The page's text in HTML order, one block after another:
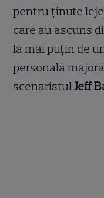
pentru ținute
care au ascuns
la mai puțin de
personală
scenaristulJeff